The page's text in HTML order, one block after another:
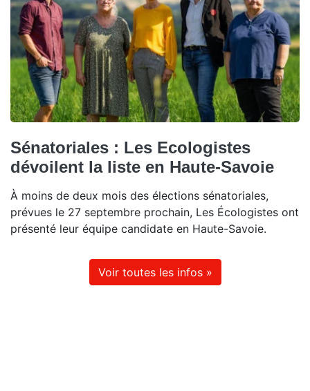
Sénatoriales : Les Ecologistes
dévoilent la liste en Haute-Savoie
À moins de deux mois des élections sénatoriales,
prévues le 27 septembre prochain, Les Écologistes ont
présenté leur équipe candidate en Haute-Savoie.
Voir toutes les infos »